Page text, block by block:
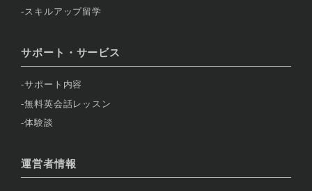
スキルアップ留学
サポート・サービス
サポート内容
無料英会話レッスン
体験談
運営者情報